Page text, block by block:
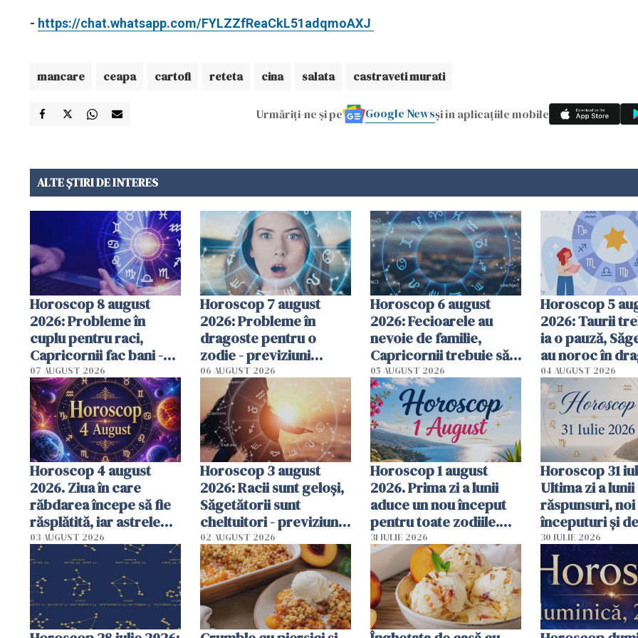
- https://chat.whatsapp.com/FYLZZfReaCkL51adqmoAXJ
mancare ceapa cartofi reteta cina salata castraveti murati
Urmăriți-ne și pe Google Newsși în aplicațiile mobile
ALTE ȘTIRI DE INTERES
Horoscop 8 august
2026: Probleme în
cuplu pentru raci,
Capricornii fac bani -
previziuni complete
07 AUGUST 2026
Horoscop 7 august
2026: Probleme în
dragoste pentru o
zodie - previziuni
complete
06 AUGUST 2026
Horoscop 6 august
2026: Fecioarele au
nevoie de familie,
Capricornii trebuie să
gestioneze banii -
previziuni complete
05 AUGUST 2026
Horoscop 5
2026: Taurii
ia o pauză,
au noroc în
previziuni
04 AUGUST 2026
Horoscop 4 august
2026. Ziua în care
răbdarea începe să fie
răsplătită, iar astrele
aduc vești bune
03 AUGUST 2026
Horoscop 3 august
2026: Racii sunt geloși,
Săgetătorii sunt
cheltuitori - previziuni
complete
02 AUGUST 2026
Horoscop 1 august
2026. Prima zi a lunii
aduce un nou început
pentru toate zodiile.
Astrele deschid uși
către schimbări,
oportunități
31 IULIE 2026
Horoscop 31
Ultima zi a
răspunsuri, noi
începuturi și
care pot
cursul pentru
zodie
30 IULIE 2026